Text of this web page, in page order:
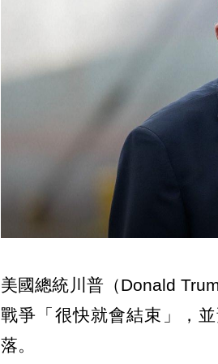
美國總統川普（Donald
戰爭「很快就會結束」，
落。